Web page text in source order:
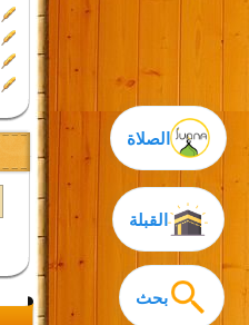
بحث
الصلاة
القبلة